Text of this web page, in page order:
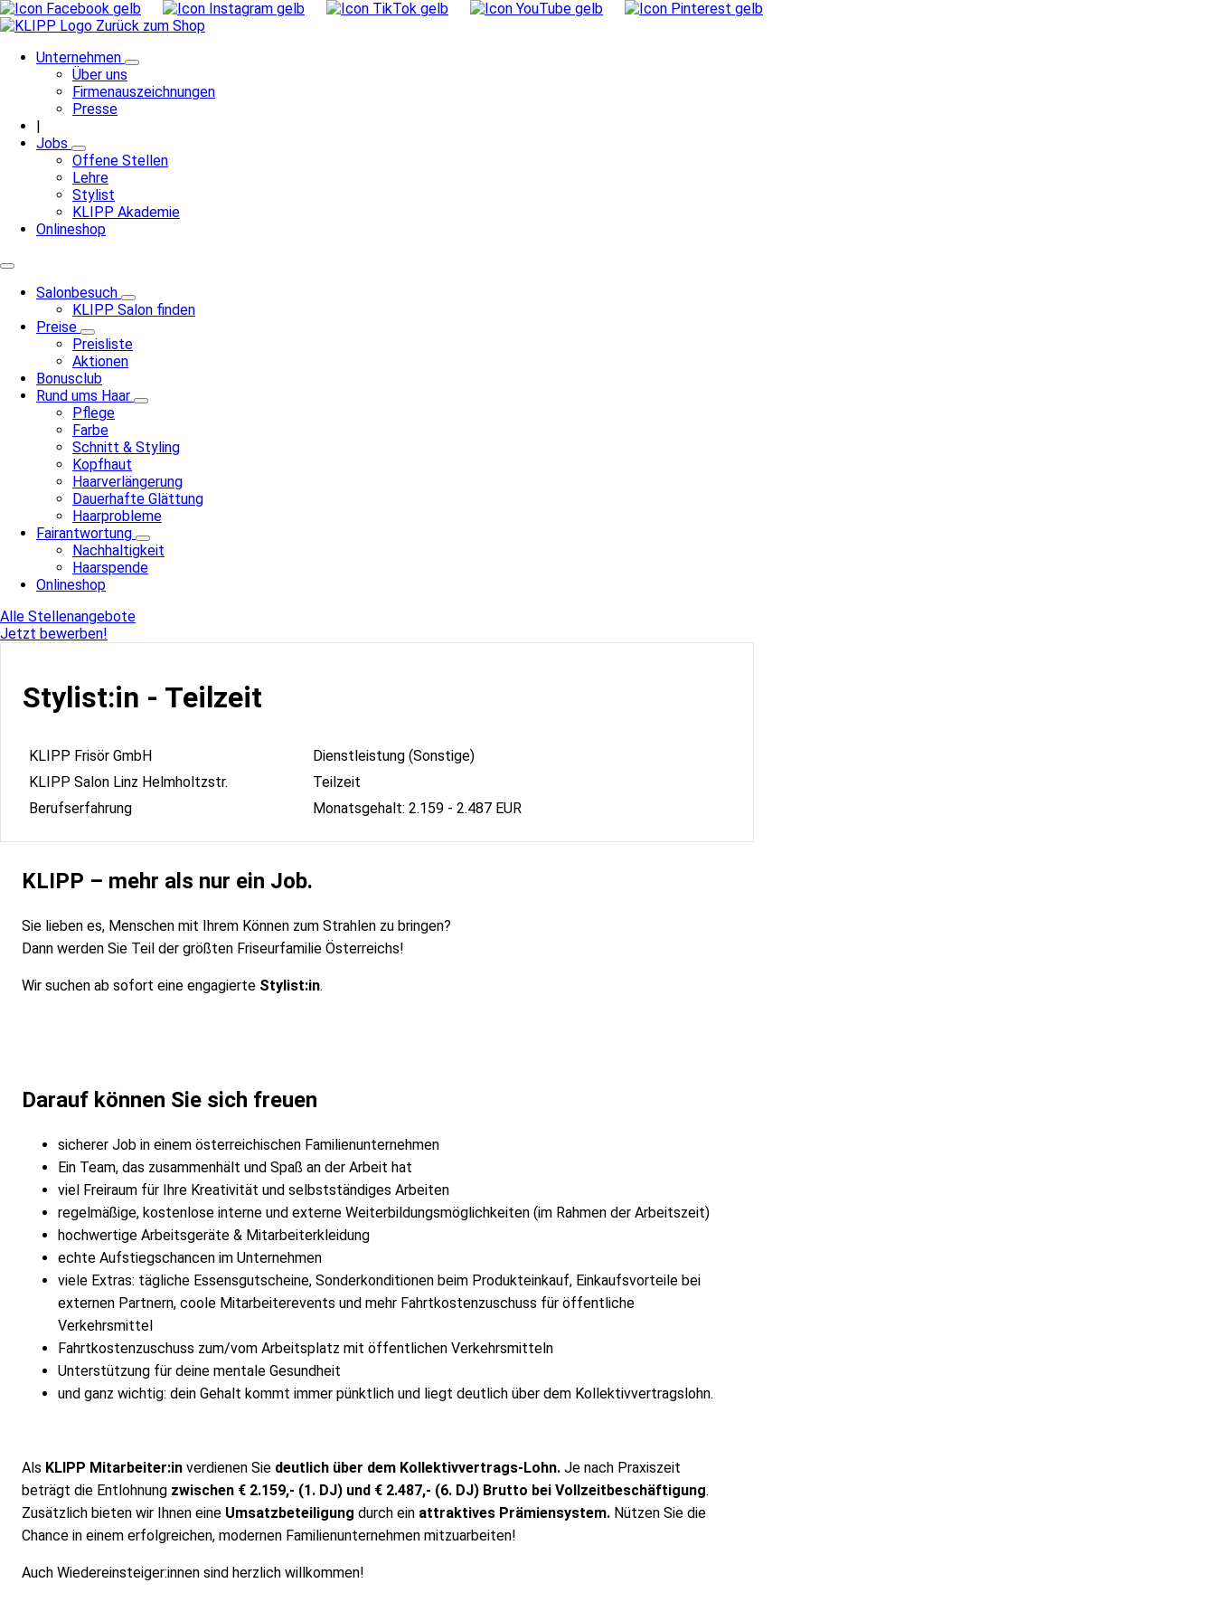
Zurück zum Shop
Unternehmen
Über uns
Firmenauszeichnungen
Presse
|
Jobs
Offene Stellen
Lehre
Stylist
KLIPP Akademie
Onlineshop
Salonbesuch
KLIPP Salon finden
Preise
Preisliste
Aktionen
Bonusclub
Rund ums Haar
Pflege
Farbe
Schnitt & Styling
Kopfhaut
Haarverlängerung
Dauerhafte Glättung
Haarprobleme
Fairantwortung
Nachhaltigkeit
Haarspende
Onlineshop
Alle Stellenangebote
Jetzt bewerben!
Stylist:in - Teilzeit
KLIPP Frisör GmbH
KLIPP Salon Linz Helmholtzstr.
Berufserfahrung
Dienstleistung (Sonstige)
Teilzeit
Monatsgehalt: 2.159 - 2.487 EUR
KLIPP – mehr als nur ein Job.
Sie lieben es, Menschen mit Ihrem Können zum Strahlen zu bringen?
Dann werden Sie Teil der größten Friseurfamilie Österreichs!
Wir suchen ab sofort eine engagierte Stylist:in.
Darauf können Sie sich freuen
sicherer Job in einem österreichischen Familienunternehmen
Ein Team, das zusammenhält und Spaß an der Arbeit hat
viel Freiraum für Ihre Kreativität und selbstständiges Arbeiten
regelmäßige, kostenlose interne und externe Weiterbildungsmöglichkeiten (im Rahmen der Arbeitszeit)
hochwertige Arbeitsgeräte & Mitarbeiterkleidung
echte Aufstiegschancen im Unternehmen
viele Extras: tägliche Essensgutscheine, Sonderkonditionen beim Produkteinkauf, Einkaufsvorteile bei
externen Partnern, coole Mitarbeiterevents und mehr Fahrtkostenzuschuss für öffentliche
Verkehrsmittel
Fahrtkostenzuschuss zum/vom Arbeitsplatz mit öffentlichen Verkehrsmitteln
Unterstützung für deine mentale Gesundheit
und ganz wichtig: dein Gehalt kommt immer pünktlich und liegt deutlich über dem Kollektivvertragslohn.
Als KLIPP Mitarbeiter:in verdienen Sie deutlich über dem Kollektivvertrags-Lohn. Je nach Praxiszeit
beträgt die Entlohnung zwischen € 2.159,- (1. DJ) und € 2.487,- (6. DJ) Brutto bei Vollzeitbeschäftigung.
Zusätzlich bieten wir Ihnen eine Umsatzbeteiligung durch ein attraktives Prämiensystem. Nützen Sie die
Chance in einem erfolgreichen, modernen Familienunternehmen mitzuarbeiten!
Auch Wiedereinsteiger:innen sind herzlich willkommen!